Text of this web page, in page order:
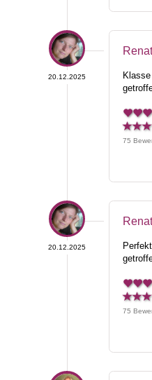
20.12.2025
75
20.12.2025
75